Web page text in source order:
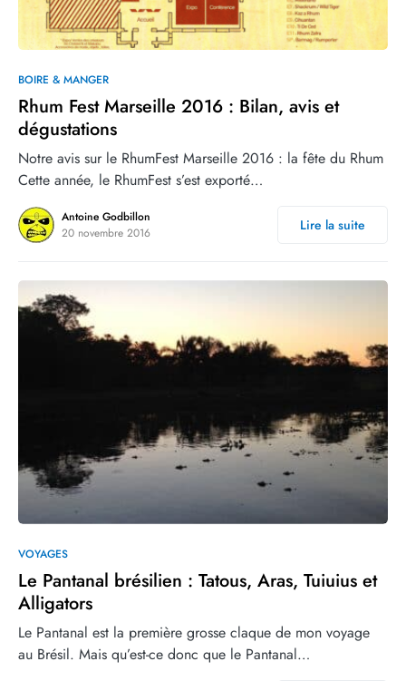
0
BOIRE & MANGER
Rhum Fest Marseille 2016 : Bilan, avis et
dégustations
Notre avis sur le RhumFest Marseille 2016 : la fête du Rhum
Cette année, le RhumFest s’est exporté…
Antoine Godbillon
20 novembre 2016
Lire la suite
VOYAGES
Le Pantanal brésilien : Tatous, Aras, Tuiuius et
Alligators
Le Pantanal est la première grosse claque de mon voyage
au Brésil. Mais qu’est-ce donc que le Pantanal…